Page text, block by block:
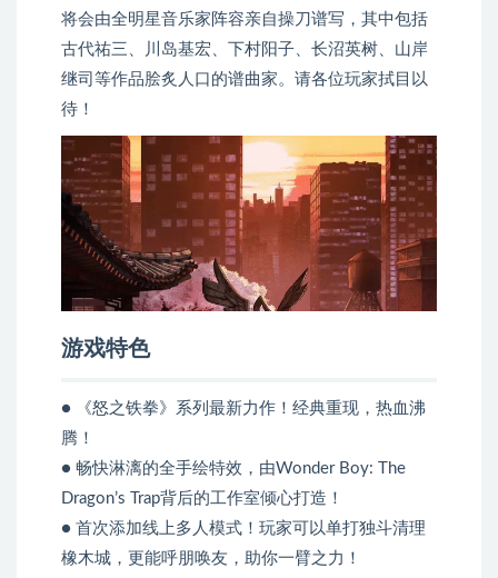
将会由全明星音乐家阵容亲自操刀谱写，其中包括
古代祐三、川岛基宏、下村阳子、长沼英树、山岸
继司等作品脍炙人口的谱曲家。请各位玩家拭目以
待！
游戏特色
● 《怒之铁拳》系列最新力作！经典重现，热血沸
腾！
● 畅快淋漓的全手绘特效，由Wonder Boy: The
Dragon’s Trap背后的工作室倾心打造！
● 首次添加线上多人模式！玩家可以单打独斗清理
橡木城，更能呼朋唤友，助你一臂之力！